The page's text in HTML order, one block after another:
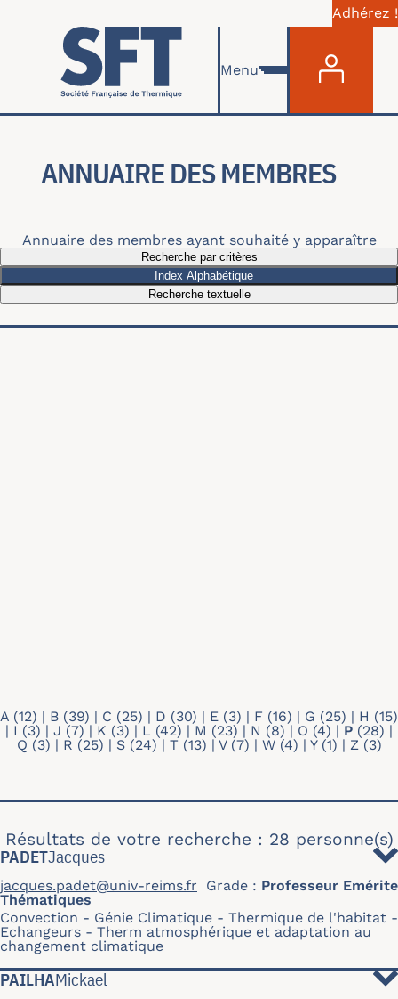
Aller au contenu principal
Adhérez !
Menu
ANNUAIRE DES MEMBRES
Annuaire des membres ayant souhaité y apparaître
Recherche par critères
Index Alphabétique
Recherche textuelle
A (12) | B (39) | C (25) | D (30) | E (3) | F (16) | G (25) | H (15)
| I (3) | J (7) | K (3) | L (42) | M (23) | N (8) | O (4) | P (28) |
Q (3) | R (25) | S(24) | T (13) | V(7) | W(4) | Y(1) | Z(3)
Résultats de votre recherche : 28 personne(s)
PADETJacques
jacques.padet@univ-reims.fr Grade
Professeur Emérite
Thématiques
Convection
Génie Climatique - Thermique de l'habitat
Echangeurs
Therm atmosphérique et adaptation au
changement climatique
PAILHAMickael